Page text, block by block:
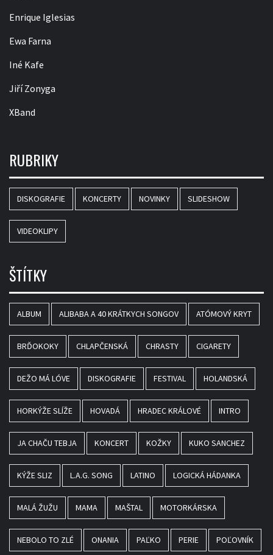
Enrique Iglesias
Ewa Farna
Iné Kafe
Jiří Zonyga
XBand
RUBRIKY
DISKOGRAFIE KONCERTY NOVINKY SLIDESHOW
VIDEOKLIPY
ŠTÍTKY
ALBUM ALIBABA A 40 KRÁTKYCH SONGOV ATÓMOVÝ KRYT
BRĎOKOKY CHLAPČENSKÁ CHRASTY CIGARETY
DEŽO MÁ LÓVE DISKOGRAFIE FESTIVAL HOLANDSKÁ
HORKÝŽE SLÍŽE HOVADÁ HRADEC KRÁLOVÉ INTRO
JA CHAČU TEBJA KONCERT KOŽKY KUKO SANCHEZ
KÝŽE SLIZ L.A.G. SONG LATINO LOGICKÁ HÁDANKA
MALÁ ŽUŽU MAMA MAŠTAL MOTORKÁRSKA
NEBOLO TO ZLÉ ONANIA PAĽKO PERIE POĽOVNÍK